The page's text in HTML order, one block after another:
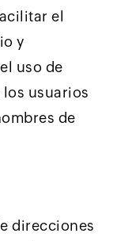
el
y
uso de
usuarios
de
direcciones